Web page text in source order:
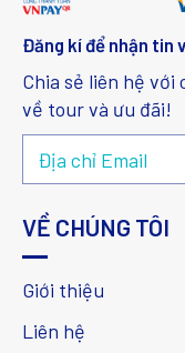
Đăng kí để nhận tin
Chia sẻ liên hệ
về tour và ưu đãi!
VỀ CHÚNG TÔI
Giới thiệu
Liên hệ